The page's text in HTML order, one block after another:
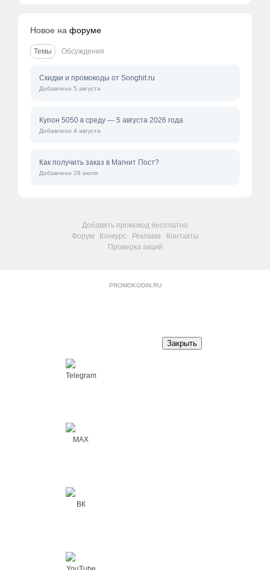
Новое на форуме
Темы Обсуждения
Скидки и промокоды от Songhit.ru
Добавлено 5 августа
Купон 5050 в среду — 5 августа 2026 года
Добавлено 4 августа
Как получить заказ в Магнит Пост?
Добавлено 29 июля
Добавить промокод бесплатно
Форум
Конкурс Реклама
Контакты
Проверка акций
PROMOKODIN.RU
Telegram
MAX
ВК
Закрыть